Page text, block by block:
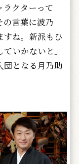
クターって
の言葉に波乃
すね。新派もひ
いかないと」
団となる月乃助